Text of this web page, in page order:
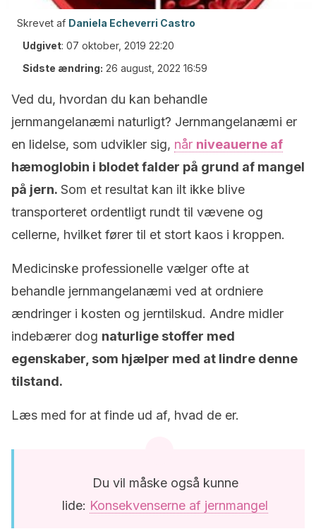
Skrevet af Daniela Echeverri Castro
Udgivet: 07 oktober, 2019 22:20
Sidste ændring: 26 august, 2022 16:59
Ved du, hvordan du kan behandle
jernmangelanæmi naturligt? Jernmangelanæmi er
en lidelse, som udvikler sig, når niveauerne af
hæmoglobin i blodet falder på grund af mangel
på jern. Som et resultat kan ilt ikke blive
transporteret ordentligt rundt til vævene og
cellerne, hvilket fører til et stort kaos i kroppen.
Medicinske professionelle vælger ofte at
behandle jernmangelanæmi ved at ordniere
ændringer i kosten og jerntilskud. Andre midler
indebærer dog naturlige stoffer med
egenskaber, som hjælper med at lindre denne
tilstand.
Læs med for at finde ud af, hvad de er.
Du vil måske også kunne
lide: Konsekvenserne af jernmangel